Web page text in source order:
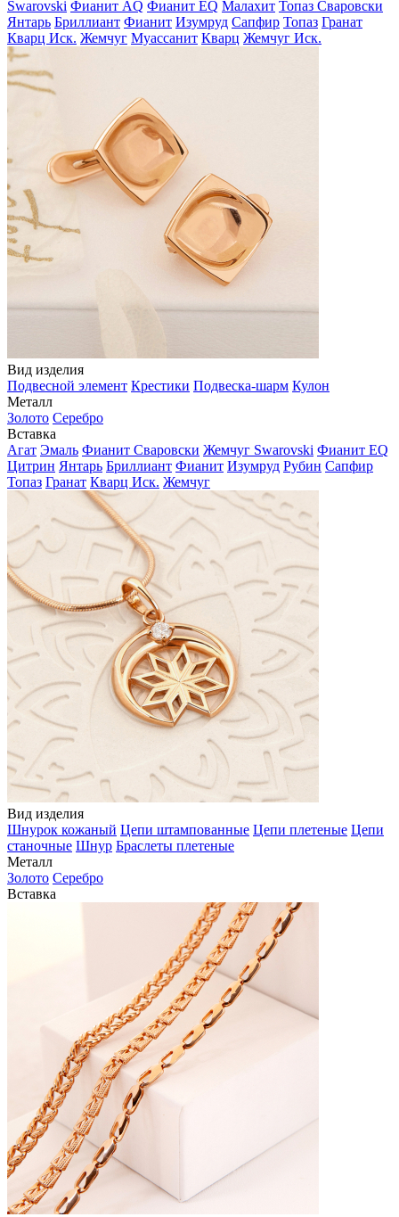
Swarovski Фианит AQ Фианит EQ Малахит Топаз Сваровски
Янтарь Бриллиант Фианит Изумруд Сапфир Топаз Гранат
Кварц Иск. Жемчуг Муассанит Кварц Жемчуг Иск.
Вид изделия
Подвесной элемент Крестики Подвеска-шарм Кулон
Металл
Золото Серебро
Вставка
Агат Эмаль Фианит Сваровски Жемчуг Swarovski Фианит EQ
Цитрин Янтарь Бриллиант Фианит Изумруд Рубин Сапфир
Топаз Гранат Кварц Иск. Жемчуг
Вид изделия
Шнурок кожаный Цепи штампованные Цепи плетеные Цепи
станочные Шнур Браслеты плетеные
Металл
Золото Серебро
Вставка